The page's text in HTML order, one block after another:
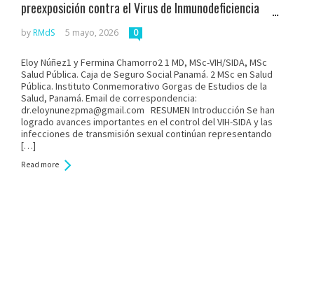
preexposición contra el Virus de Inmunodeficiencia
Humana en el centro de salud de El Chorrillo. Panamá.
Año 2023-2024
by RMdS 5 mayo, 2026 0
Eloy Núñez1 y Fermina Chamorro2 1 MD, MSc-VIH/SIDA, MSc
Salud Pública. Caja de Seguro Social Panamá. 2 MSc en Salud
Pública. Instituto Conmemorativo Gorgas de Estudios de la
Salud, Panamá. Email de correspondencia:
dr.eloynunezpma@gmail.com RESUMEN Introducción Se han
logrado avances importantes en el control del VIH-SIDA y las
infecciones de transmisión sexual continúan representando
[…]
Read more